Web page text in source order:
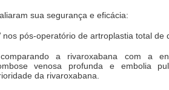
sua segurança e eficácia:
nos pós-operatório de artroplastia total de
a rivaroxabana com a
venosa profunda e embolia
da rivaroxabana.